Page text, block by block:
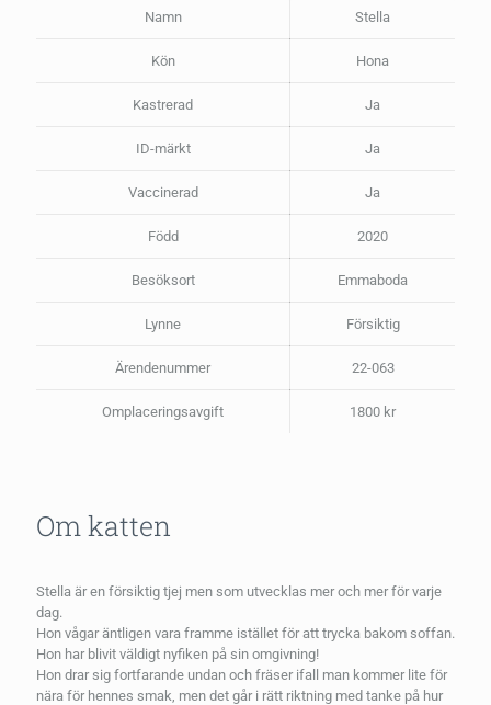
Namn Stella
Kön Hona
Kastrerad Ja
ID-märkt Ja
Vaccinerad Ja
Född 2020
Besöksort Emmaboda
Lynne Försiktig
Ärendenummer 22-063
Omplaceringsavgift 1800 kr
Om katten
Stella är en försiktig tjej men som utvecklas mer och mer för varje
dag.
Hon vågar äntligen vara framme istället för att trycka bakom soffan.
Hon har blivit väldigt nyfiken på sin omgivning!
Hon drar sig fortfarande undan och fräser ifall man kommer lite för
nära för hennes smak, men det går i rätt riktning med tanke på hur